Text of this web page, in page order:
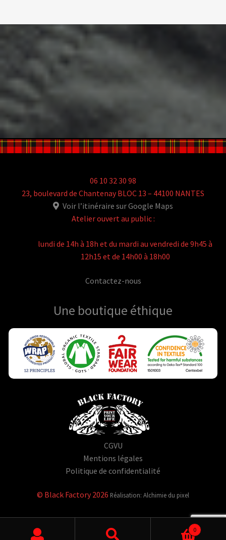
06 10 32 30 98
23, boulevard de Chantenay BLOC 13 – 44100 NANTES
Voir l’itinéraire sur Google Maps
Atelier ouvert au public :
lundi de 14h à 18h et du mardi au vendredi de 9h45 à
12h15 et de 14h00 à 18h00
Contactez-nous
Une boutique éthique
CGVU
Mentions légales
Politique de confidentialité
© Black Factory 2026 Réalisation: Alchimie du pixel
Rechercher un produit 0